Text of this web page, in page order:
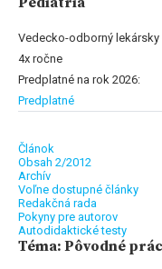
Vedecko-odborný
4x ročne
Predplatné na rok 2026:
Predplatné
Článok
Obsah 2/2012
Archív
Voľne dostupné články
Redakčná rada
Pokyny pre autorov
Autodidaktické testy
Téma: Pôvodné